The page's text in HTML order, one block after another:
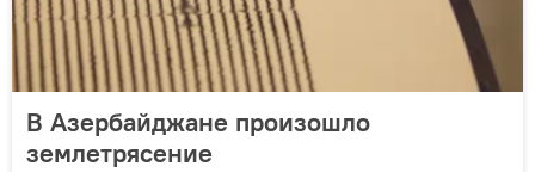
В Азербайджане произошло
землетрясение